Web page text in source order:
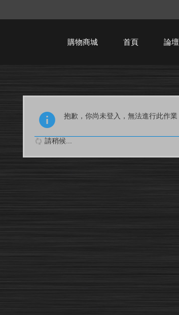
購物商城 首頁 論壇
抱歉，你尚未登入，無法進行此作業
請稍候...